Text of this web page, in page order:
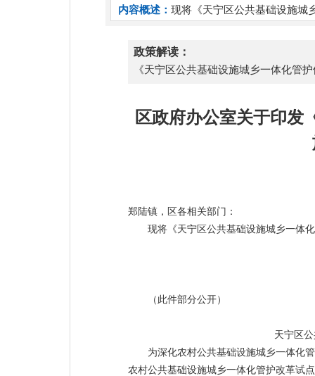
内容概述： 现将《天宁区公共基础设施城
政策解读：
《天宁区公共基础设施城乡一体化管
区政府办公室关于印发
郑陆镇，区各相关部门：
现将《天宁区公共基础设施城乡一体
（此件部分公开）
天宁区
为深化农村公共基础设施城乡一体化
农村公共基础设施城乡一体化管护改革试